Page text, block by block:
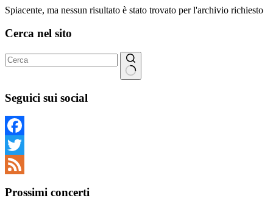
Spiacente, ma nessun risultato è stato trovato per l'archivio richiesto
Cerca nel sito
risultato
Seguici sui social
Facebook
Twitter
Prossimi concerti